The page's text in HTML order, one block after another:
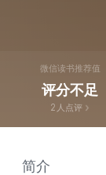
微信读书推荐值
评分不足
2 人点评
简介